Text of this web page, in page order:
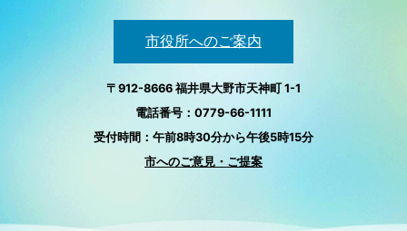
市役所へのご案内
〒912-8666 福井県大野市天神町 1-1
電話番号：0779-66-1111
受付時間：午前8時30分から午後5時15分
市へのご意見・ご提案